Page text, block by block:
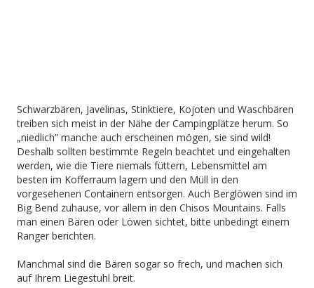
Schwarzbären, Javelinas, Stinktiere, Kojoten und Waschbären
treiben sich meist in der Nähe der Campingplätze herum. So
„niedlich” manche auch erscheinen mögen, sie sind wild!
Deshalb sollten bestimmte Regeln beachtet und eingehalten
werden, wie die Tiere niemals füttern, Lebensmittel am
besten im Kofferraum lagern und den Müll in den
vorgesehenen Containern entsorgen. Auch Berglöwen sind im
Big Bend zuhause, vor allem in den Chisos Mountains. Falls
man einen Bären oder Löwen sichtet, bitte unbedingt einem
Ranger berichten.
Manchmal sind die Bären sogar so frech, und machen sich
auf Ihrem Liegestuhl breit.